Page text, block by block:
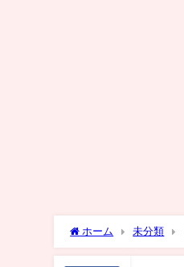
ホーム 未分類